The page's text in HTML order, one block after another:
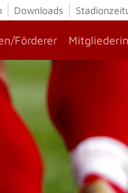
Downloads
Förderer